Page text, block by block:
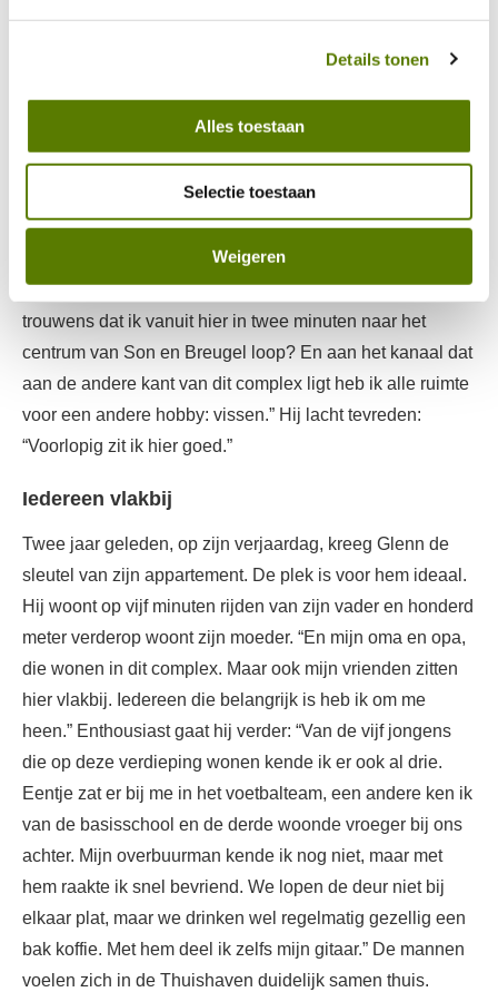
persoonsgegevens omgaan.
Details tonen
Alles toestaan
Selectie toestaan
Weigeren
kom in mijn appartement echt tot rust. ’s Avonds is het
hier zo stil”, verzucht Glenn. De gameconsole op zijn tafel
maakt in een oogopslag duidelijk wat hij in die vrije uren
graag doet. “En overdag heb ik altijd leven om me heen”,
vervolgt hij. Vanaf zijn balkon kijkt hij uit op de
parkeerplaats van een grote supermarkt. “Dat balkon is
een heerlijke plek om te zitten. Ik heb er alleen ’s
ochtends zon, maar voor mij is dat ideaal. Wist je
trouwens dat ik vanuit hier in twee minuten naar het
centrum van Son en Breugel loop? En aan het kanaal dat
aan de andere kant van dit complex ligt heb ik alle ruimte
voor een andere hobby: vissen.” Hij lacht tevreden:
“Voorlopig zit ik hier goed.”
Iedereen vlakbij
Twee jaar geleden, op zijn verjaardag, kreeg Glenn de
sleutel van zijn appartement. De plek is voor hem ideaal.
Hij woont op vijf minuten rijden van zijn vader en honderd
meter verderop woont zijn moeder. “En mijn oma en opa,
die wonen in dit complex. Maar ook mijn vrienden zitten
hier vlakbij. Iedereen die belangrijk is heb ik om me
heen.” Enthousiast gaat hij verder: “Van de vijf jongens
die op deze verdieping wonen kende ik er ook al drie.
Eentje zat er bij me in het voetbalteam, een andere ken ik
van de basisschool en de derde woonde vroeger bij ons
achter. Mijn overbuurman kende ik nog niet, maar met
hem raakte ik snel bevriend. We lopen de deur niet bij
elkaar plat, maar we drinken wel regelmatig gezellig een
bak koffie. Met hem deel ik zelfs mijn gitaar.” De mannen
voelen zich in de Thuishaven duidelijk samen thuis.